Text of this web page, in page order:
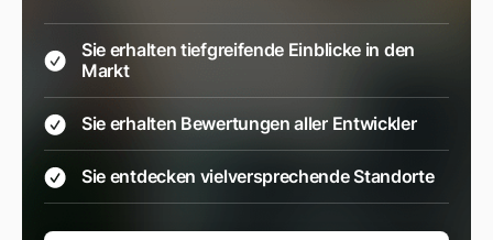
Sie erhalten tiefgreifende Einblicke in den
Markt
Sie erhalten Bewertungen aller Entwickler
Sie entdecken vielversprechende Standorte